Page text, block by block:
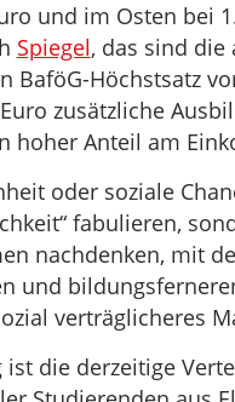
und im Osten bei
Spiegel, das sind die
BaföG-Höchstsatz
zusätzliche
hoher Anteil am
oder soziale
fabulieren,
nachdenken, mit
und
verträglicheres
die derzeitige